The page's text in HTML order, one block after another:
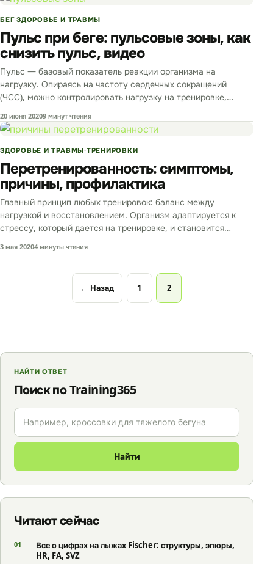
БЕГ ЗДОРОВЬЕ И ТРАВМЫ
Пульс при беге: пульсовые зоны, как
снизить пульс, видео
Пульс — базовый показатель реакции организма на
нагрузку. Опираясь на частоту сердечных сокращений
(ЧСС), можно контролировать нагрузку на тренировке,
20 июня 20209 минут чтения
ЗДОРОВЬЕ И ТРАВМЫ ТРЕНИРОВКИ
Перетренированность: симптомы,
причины, профилактика
Главный принцип любых тренировок: баланс между
нагрузкой и восстановлением. Организм адаптируется к
стрессу, который дается на тренировке, и становится
3 мая 20204 минуты чтения
Навигация← Назад 1 2
НАЙТИ ОТВЕТ
Поиск по Training365
Поиск
по
сайту
Найти
Читают сейчас
Все о цифрах на лыжах Fischer: структуры, эпюры,
HR, FA, SVZ